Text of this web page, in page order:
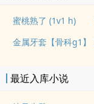
蜜桃熟了 (1v1 h)
金属牙套【骨科g1】
最近入库小说